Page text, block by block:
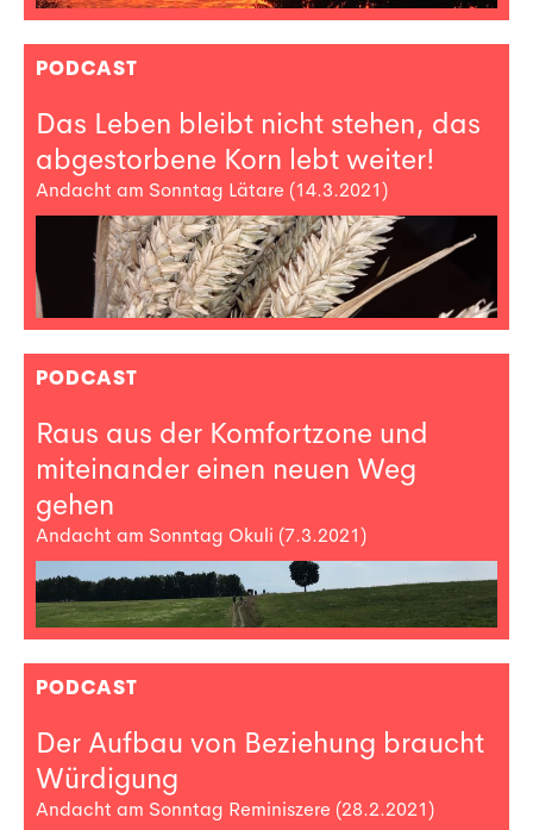
PODCAST
Das Leben bleibt nicht stehen, das
abgestorbene Korn lebt weiter!
Andacht am Sonntag Lätare (14.3.2021)
PODCAST
Raus aus der Komfortzone und
miteinander einen neuen Weg
gehen
Andacht am Sonntag Okuli (7.3.2021)
PODCAST
Der Aufbau von Beziehung braucht
Würdigung
Andacht am Sonntag Reminiszere (28.2.2021)